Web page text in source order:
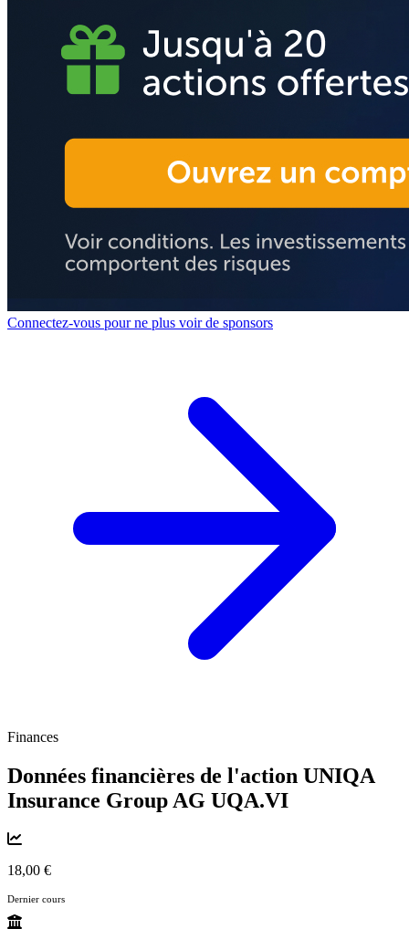
Connectez-vous pour ne plus voir de sponsors
Finances
Données financières de l'action UNIQA
Insurance Group AG UQA.VI
18,00 €
Dernier cours